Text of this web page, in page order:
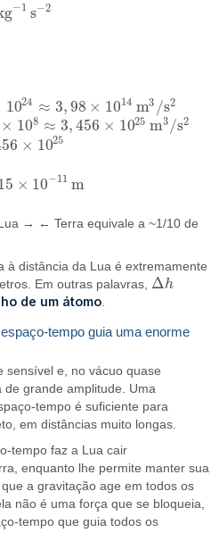
−1 s−2
s−2
1024 ≈ 3,98 × 1014 m3 /s2
98×10 14 m3 /s2
× 108 ≈ 3,456 × 1025 m3 /s2
3,456×1025m3/s2
× 1025
× 10−11 m
× 10 −11 m
→ ← Terra equivale a ~1/10 de
à distância da Lua é extremamente
Em outras palavras, Δh
Δh
de um átomo.
tempo guia uma enorme
sensível e, no vácuo quase
de grande amplitude. Uma
tempo é suficiente para
em distâncias muito longas.
tempo faz a Lua cair
enquanto lhe permite manter sua
a gravitação age em todos os
não é uma força que se bloqueia,
tempo que guia todos os